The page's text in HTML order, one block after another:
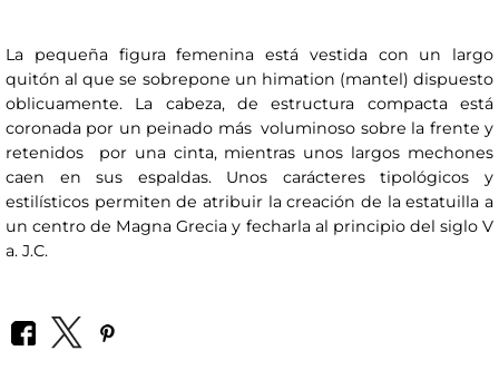
La pequeña figura femenina está vestida con un largo
quitón al que se sobrepone un himation (mantel) dispuesto
oblicuamente. La cabeza, de estructura compacta está
coronada por un peinado más voluminoso sobre la frente y
retenidos por una cinta, mientras unos largos mechones
caen en sus espaldas. Unos carácteres tipológicos y
estilísticos permiten de atribuir la creación de la estatuilla a
un centro de Magna Grecia y fecharla al principio del siglo V
a. J.C.